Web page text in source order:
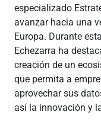
especializado
avanzar hacia una
Europa. Durante
Echezarra ha
creación de un
que permita a
aprovechar sus
así la innovación y